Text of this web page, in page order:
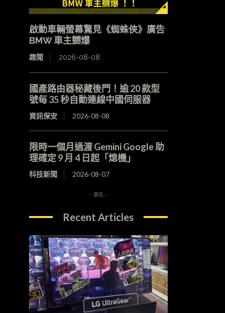
啟動車輛螢幕驚見《蜘蛛俠》廣告
BMW 車主嬲爆
趣聞 2026-08-08
國產路由器秘藏後門！逾 20 款型
號每 35 秒自動連線中國伺服器
資訊保安 2026-08-08
限時一個月過渡 Gemini Google 助
理確定 9 月 4 日起「熄機」
科技新聞 2026-08-07
- 廣告 -
Recent Articles